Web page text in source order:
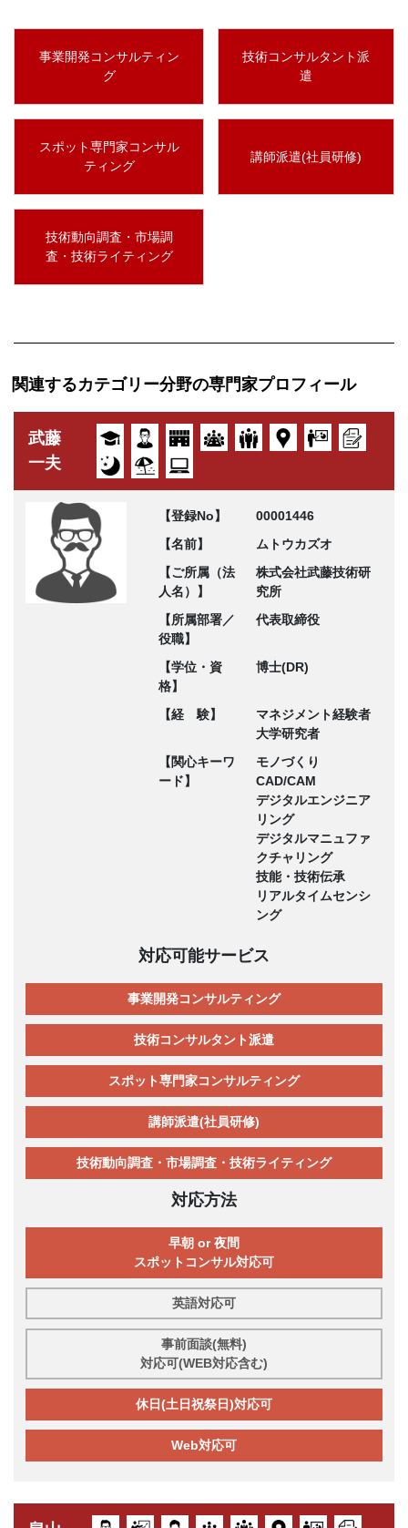
事業開発コンサルティン
グ
技術コンサルタント派
遣
スポット専門家コンサル
ティング
講師派遣(社員研修)
技術動向調査・市場調
査・技術ライティング
関連するカテゴリー分野の専門家プロフィール
武藤
一夫
【登録No】
00001446
【名前】
ムトウカズオ
【ご所属（法
人名）】
株式会社武藤技術研
究所
【所属部署／
役職】
代表取締役
【学位・資
格】
博士(DR)
【経 験】
マネジメント経験者
大学研究者
【関心キーワ
ード】
モノづくり
CAD/CAM
デジタルエンジニア
リング
デジタルマニュファ
クチャリング
技能・技術伝承
リアルタイムセンシ
ング
対応可能サービス
事業開発コンサルティング
技術コンサルタント派遣
スポット専門家コンサルティング
講師派遣(社員研修)
技術動向調査・市場調査・技術ライティング
対応方法
早朝 or 夜間
スポットコンサル対応可
英語対応可
事前面談(無料)
対応可(WEB対応含む)
休日(土日祝祭日)対応可
Web対応可